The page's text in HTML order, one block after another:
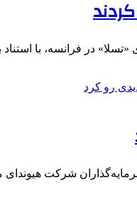
«تسلا» در فرانسه، با
شرکت هیوندای